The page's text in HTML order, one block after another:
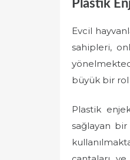
Plastik
Evcil
sahipleri,
büyük bir rol
Plastik
sağlayan